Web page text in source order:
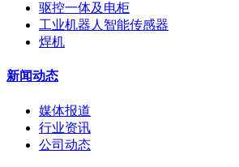
驱控一体及电柜
工业机器人智能传感器
焊机
新闻动态
媒体报道
行业资讯
公司动态